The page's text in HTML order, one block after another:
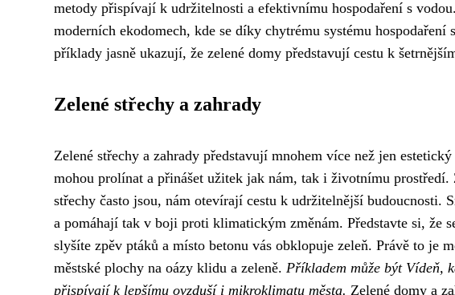
metody přispívají k udržitelnosti a efektivnímu hospodaření s
moderních ekodomech, kde se díky chytrému systému
příklady jasně ukazují, že zelené domy představují cestu k
Zelené střechy a zahrady
Zelené střechy a zahrady představují mnohem více než jen
mohou prolínat a přinášet užitek jak nám, tak i životnímu prostředí.
střechy často jsou, nám otevírají cestu k udržitelnější budoucnosti.
a pomáhají tak v boji proti klimatickým změnám. Představte si, že
slyšíte zpěv ptáků a místo betonu vás obklopuje zeleň. Právě to je
městské plochy na oázy klidu a zeleně. Příkladem může být Vídeň,
přispívají k lepšímu ovzduší i mikroklimatu města. Zelené domy a